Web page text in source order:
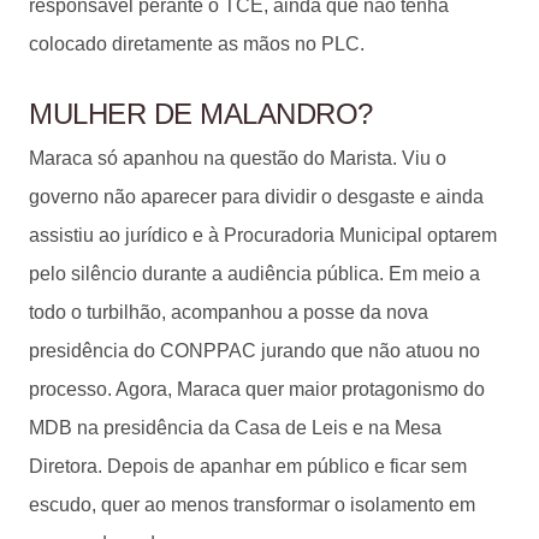
responsável perante o TCE, ainda que não tenha
colocado diretamente as mãos no PLC.
MULHER DE MALANDRO?
Maraca só apanhou na questão do Marista. Viu o
governo não aparecer para dividir o desgaste e ainda
assistiu ao jurídico e à Procuradoria Municipal optarem
pelo silêncio durante a audiência pública. Em meio a
todo o turbilhão, acompanhou a posse da nova
presidência do CONPPAC jurando que não atuou no
processo. Agora, Maraca quer maior protagonismo do
MDB na presidência da Casa de Leis e na Mesa
Diretora. Depois de apanhar em público e ficar sem
escudo, quer ao menos transformar o isolamento em